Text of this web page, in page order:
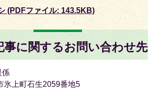
(PDFファイル: 143.5KB)
事に関するお問い合わせ先
係
氷上町石生2059番地5